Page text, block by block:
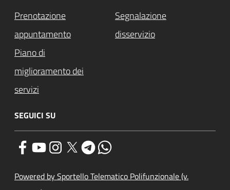
Prenotazione
appuntamento
Segnalazione
disservizio
Piano di
miglioramento dei
servizi
SEGUICI SU
Powered by Sportello Telematico Polifunzionale (v.